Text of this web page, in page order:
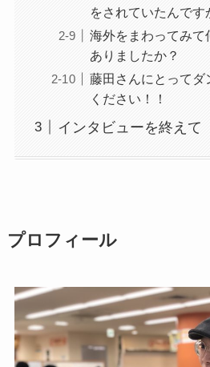
をされていたんです
海外をまわってみて
ありましたか？
藤田さんにとってダ
ください！！
インタビューを終えて
プロフィール